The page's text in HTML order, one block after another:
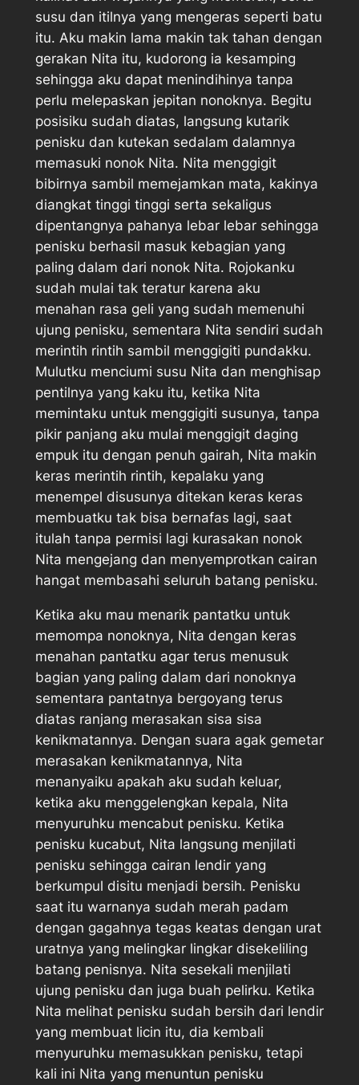
susu dan itilnya yang mengeras seperti batu
itu. Aku makin lama makin tak tahan dengan
gerakan Nita itu, kudorong ia kesamping
sehingga aku dapat menindihinya tanpa
perlu melepaskan jepitan nonoknya. Begitu
posisiku sudah diatas, langsung kutarik
penisku dan kutekan sedalam dalamnya
memasuki nonok Nita. Nita menggigit
bibirnya sambil memejamkan mata, kakinya
diangkat tinggi tinggi serta sekaligus
dipentangnya pahanya lebar lebar sehingga
penisku berhasil masuk kebagian yang
paling dalam dari nonok Nita. Rojokanku
sudah mulai tak teratur karena aku
menahan rasa geli yang sudah memenuhi
ujung penisku, sementara Nita sendiri sudah
merintih rintih sambil menggigiti pundakku.
Mulutku menciumi susu Nita dan menghisap
pentilnya yang kaku itu, ketika Nita
memintaku untuk menggigiti susunya, tanpa
pikir panjang aku mulai menggigit daging
empuk itu dengan penuh gairah, Nita makin
keras merintih rintih, kepalaku yang
menempel disusunya ditekan keras keras
membuatku tak bisa bernafas lagi, saat
itulah tanpa permisi lagi kurasakan nonok
Nita mengejang dan menyemprotkan cairan
hangat membasahi seluruh batang penisku.
Ketika aku mau menarik pantatku untuk
memompa nonoknya, Nita dengan keras
menahan pantatku agar terus menusuk
bagian yang paling dalam dari nonoknya
sementara pantatnya bergoyang terus
diatas ranjang merasakan sisa sisa
kenikmatannya. Dengan suara agak gemetar
merasakan kenikmatannya, Nita
menanyaiku apakah aku sudah keluar,
ketika aku menggelengkan kepala, Nita
menyuruhku mencabut penisku. Ketika
penisku kucabut, Nita langsung menjilati
penisku sehingga cairan lendir yang
berkumpul disitu menjadi bersih. Penisku
saat itu warnanya sudah merah padam
dengan gagahnya tegas keatas dengan urat
uratnya yang melingkar lingkar disekeliling
batang penisnya. Nita sesekali menjilati
ujung penisku dan juga buah pelirku. Ketika
Nita melihat penisku sudah bersih dari lendir
yang membuat licin itu, dia kembali
menyuruhku memasukkan penisku, tetapi
kali ini Nita yang menuntun penisku